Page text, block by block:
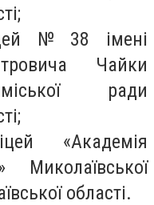
№ 38 імені
Чайки
ради
«Академія
Миколаївської
області.